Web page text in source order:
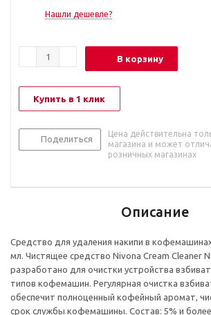
Нашли дешевле?
В корзину
Купить в 1 клик
Поделиться
Цена действительна
магазина и может
розничных магазинах
Описание
Средство для удаления накипи в
мл. Чистящее средство Nivona Cream Cleaner
разработано для очистки устройства
типов кофемашин. Регулярная очистка
обеспечит полноценный кофейный аромат,
срок службы кофемашины. Состав: 5% и